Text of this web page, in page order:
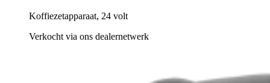
Koffiezetapparaat, 24 volt
Verkocht via ons dealernetwerk